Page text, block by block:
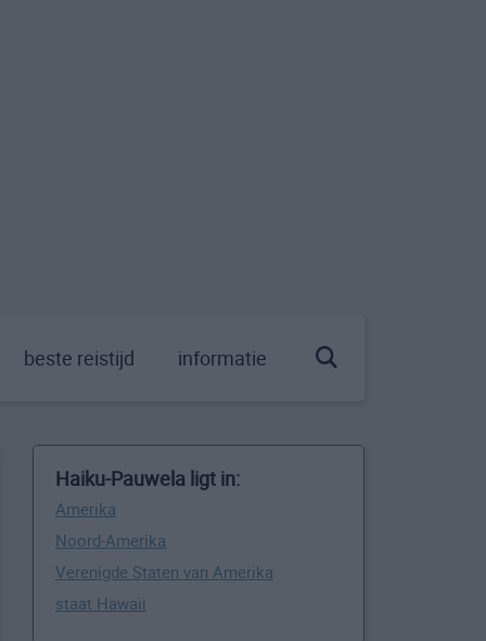
beste reistijd informatie
Haiku-Pauwela ligt in:
Amerika
Noord-Amerika
Verenigde Staten van Amerika
staat Hawaii